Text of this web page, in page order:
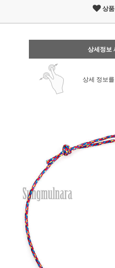
상
상세정보
상세 정보